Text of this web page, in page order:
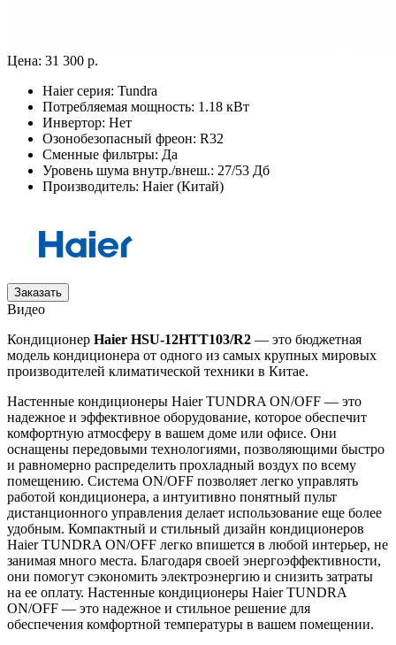
Цена: 31 300 р.
Haier серия: Tundra
Потребляемая мощность: 1.18 кВт
Инвертор: Нет
Озонобезопасный фреон: R32
Сменные фильтры: Да
Уровень шума внутр./внеш.: 27/53 Дб
Производитель: Haier (Китай)
Заказать
Видео
Кондиционер Haier HSU-12HTT103/R2 — это бюджетная
модель кондиционера от одного из самых крупных мировых
производителей климатической техники в Китае.
Настенные кондиционеры Haier TUNDRA ON/OFF — это
надежное и эффективное оборудование, которое обеспечит
комфортную атмосферу в вашем доме или офисе. Они
оснащены передовыми технологиями, позволяющими быстро
и равномерно распределить прохладный воздух по всему
помещению. Система ON/OFF позволяет легко управлять
работой кондиционера, а интуитивно понятный пульт
дистанционного управления делает использование еще более
удобным. Компактный и стильный дизайн кондиционеров
Haier TUNDRA ON/OFF легко впишется в любой интерьер, не
занимая много места. Благодаря своей энергоэффективности,
они помогут сэкономить электроэнергию и снизить затраты
на ее оплату. Настенные кондиционеры Haier TUNDRA
ON/OFF — это надежное и стильное решение для
обеспечения комфортной температуры в вашем помещении.